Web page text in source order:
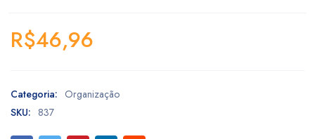
R$46,96
Categoria: Organização
SKU: 837